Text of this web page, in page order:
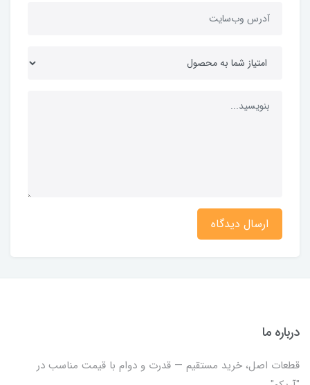
ارسال دیدگاه
درباره ما
قطعات اصل، خرید مستقیم — قدرت و دوام با قیمت مناسب در